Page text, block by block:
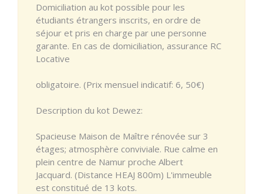
Domiciliation au kot possible pour les
étudiants étrangers inscrits, en ordre de
séjour et pris en charge par une personne
garante. En cas de domiciliation, assurance RC
Locative
obligatoire. (Prix mensuel indicatif: 6, 50€)
Description du kot Dewez:
Spacieuse Maison de Maître rénovée sur 3
étages; atmosphère conviviale. Rue calme en
plein centre de Namur proche Albert
Jacquard. (Distance HEAJ 800m) L'immeuble
est constitué de 13 kots.